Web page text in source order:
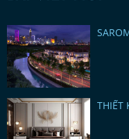
THIẾT